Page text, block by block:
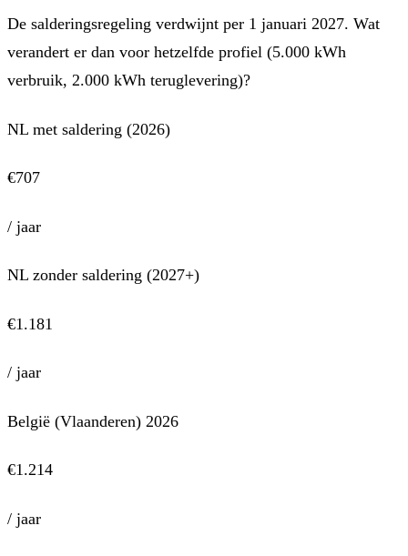
De salderingsregeling verdwijnt per 1 januari 2027. Wat
verandert er dan voor hetzelfde profiel (5.000 kWh
verbruik, 2.000 kWh teruglevering)?
NL met saldering (2026)
€707
/ jaar
NL zonder saldering (2027+)
€1.181
/ jaar
België (Vlaanderen) 2026
€1.214
/ jaar